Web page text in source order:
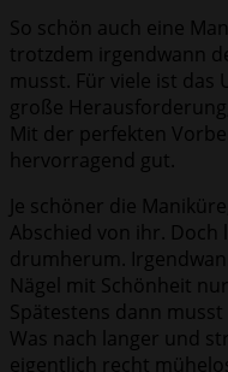
So schön auch eine
trotzdem irgendwann
musst. Für viele ist das
große
Mit der perfekten
hervorragend gut.
Je schöner die
Abschied von ihr.
drumherum.
Nägel mit Schönheit
Spätestens dann musst
Was nach langer und
eigentlich recht